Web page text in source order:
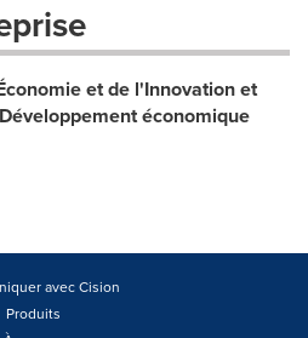
et de l'Innovation et
économique
avec Cision
Produits